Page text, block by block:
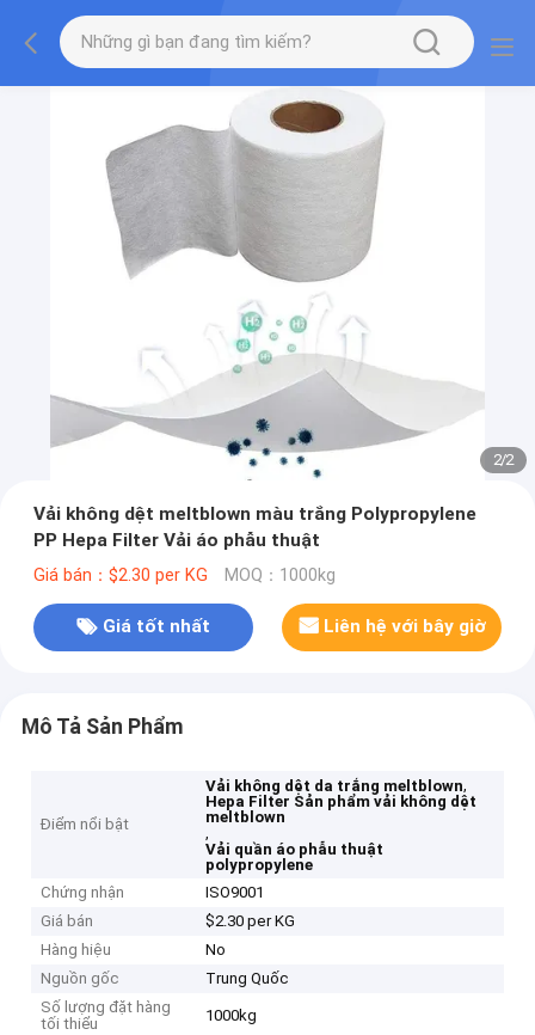
2/2
Vải không dệt meltblown màu trắng Polypropylene
PP Hepa Filter Vải áo phẫu thuật
Giá bán：$2.30 per KG MOQ：1000kg
Giá tốt nhất Liên hệ với bây giờ
Mô Tả Sản Phẩm
Điểm nổi bật
Vải không dệt da trắng meltblown,
Hepa Filter Sản phẩm vải không dệt
meltblown
,
Vải quần áo phẫu thuật
polypropylene
Chứng nhận
ISO9001
Giá bán
$2.30 per KG
Hàng hiệu
No
Nguồn gốc
Trung Quốc
Số lượng đặt hàng
tối thiểu
1000kg